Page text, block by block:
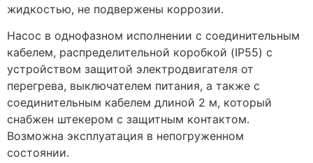
жидкостью, не подвержены коррозии.
Насос в однофазном исполнении с соединительным
кабелем, распределительной коробкой (IP55) с
устройством защитой электродвигателя от
перегрева, выключателем питания, а также с
соединительным кабелем длиной 2 м, который
снабжен штекером с защитным контактом.
Возможна эксплуатация в непогруженном
состоянии.